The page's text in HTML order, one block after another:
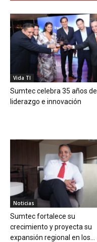
Vida TI
Sumtec celebra 35 años de
liderazgo e innovación
Noticias
Sumtec fortalece su
crecimiento y proyecta su
expansión regional en los...